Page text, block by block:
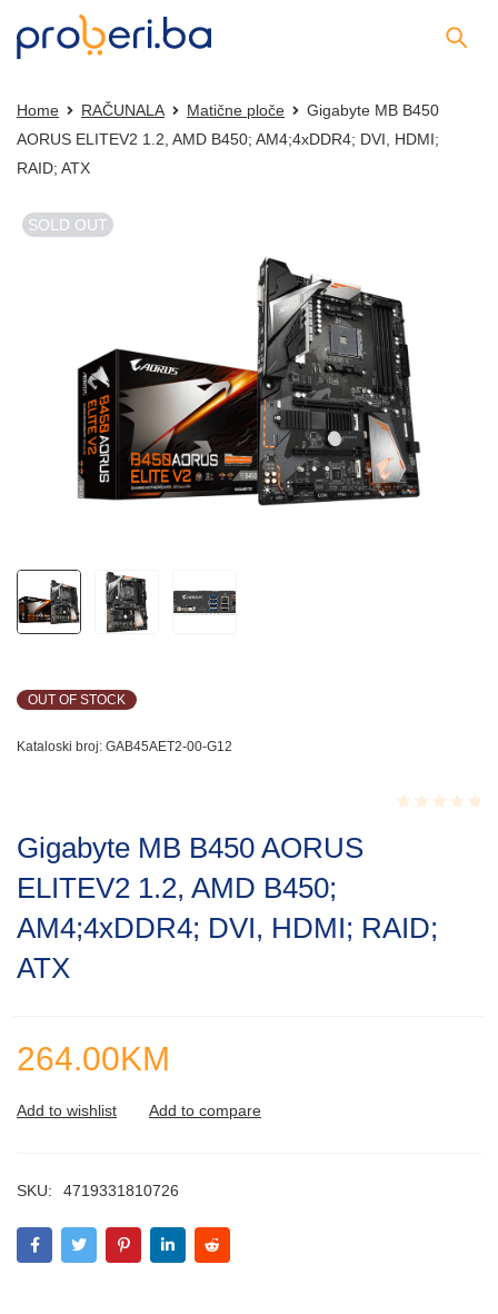
Home RAČUNALA Matične ploče
Gigabyte MB B450
AORUS ELITEV2 1.2, AMD B450; AM4;4xDDR4; DVI, HDMI;
RAID; ATX
SOLD OUT
OUT OF STOCK
Kataloski broj: GAB45AET2-00-G12
Gigabyte MB B450 AORUS
ELITEV2 1.2, AMD B450;
AM4;4xDDR4; DVI, HDMI; RAID;
ATX
264.00KM
SKU: 4719331810726